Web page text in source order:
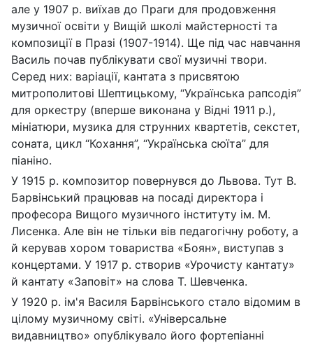
але у 1907 р. виїхав до Праги для продовження
музичної освіти у Вищій школі майстерності та
композиції в Празі (1907-1914). Ще під час навчання
Василь почав публікувати свої музичні твори.
Серед них: варіації, кантата з присвятою
митрополитові Шептицькому, “Українська рапсодія”
для оркестру (вперше виконана у Відні 1911 р.),
мініатюри, музика для струнних квартетів, секстет,
соната, цикл “Кохання”, “Українська сюїта” для
піаніно.
У 1915 р. композитор повернувся до Львова. Тут В.
Барвінський працював на посаді директора і
професора Вищого музичного інституту ім. М.
Лисенка. Але він не тільки вів педагогічну роботу, а
й керував хором товариства «Боян», виступав з
концертами. У 1917 р. створив «Урочисту кантату»
й кантату «Заповіт» на слова Т. Шевченка.
У 1920 р. ім'я Василя Барвінського стало відомим в
цілому музичному світі. «Універсальне
видавництво» опублікувало його фортепіанні